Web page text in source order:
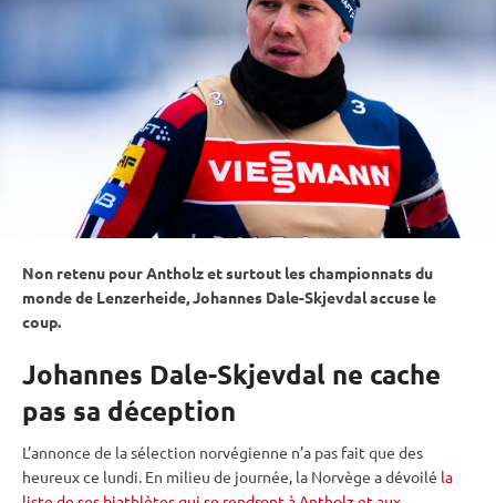
Non retenu pour Antholz et surtout leschampionnats du
mondede Lenzerheide, Johannes Dale-Skjevdal accuse le
coup.
Johannes Dale-Skjevdal ne cache
pas sa déception
L’annonce de la sélection norvégienne n’a pas fait que des
heureux ce lundi. En milieu de journée, la Norvège a dévoilé la